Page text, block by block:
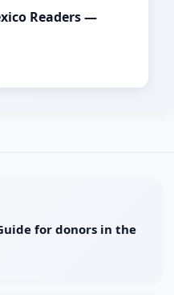
Readers —
for donors in the